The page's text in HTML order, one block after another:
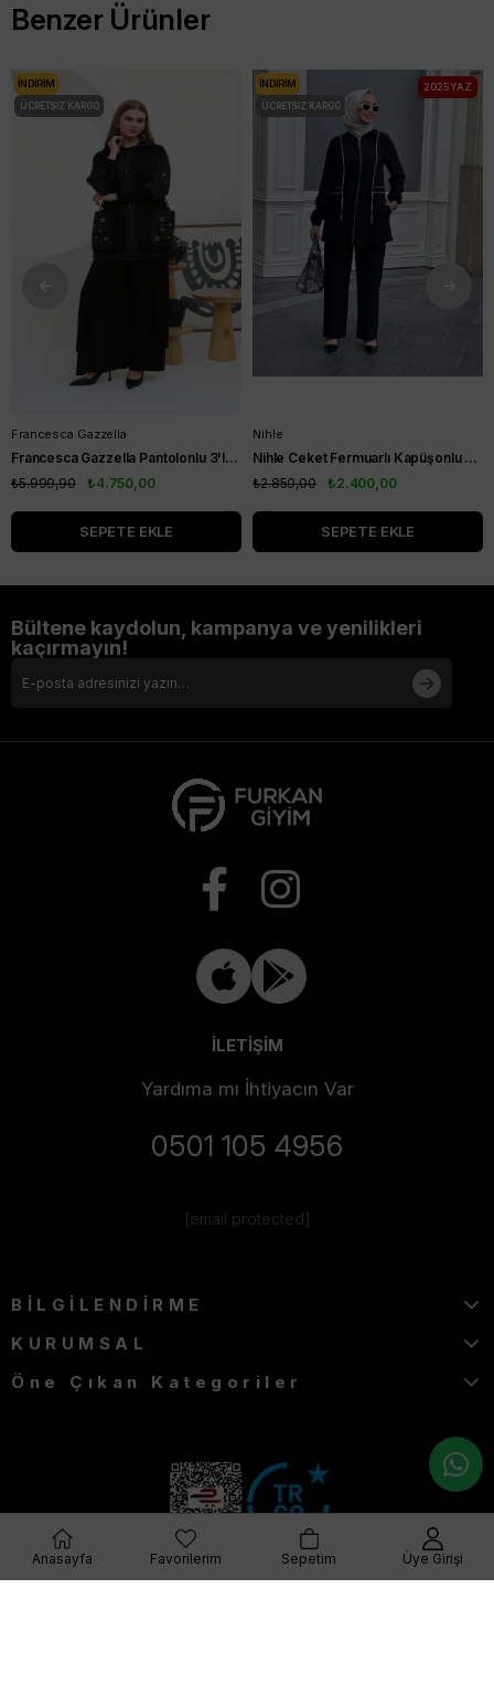
Benzer Ürünler
Francesca Gazzella
Francesca Gazzella Pantolonlu 3'lü Takım Siyah
₺4.750,00
₺5.999,90
SEPETE EKLE
İNDIRIM
ÜCRETSIZ KARGO
Nihle
Nihle Ceket Fermuarlı Kapüşonlu Pantolonlu Spor Bayan Takım Siyah
₺2.400,00
₺2.850,00
SEPETE EKLE
İNDIRIM
ÜCRETSIZ KARGO
2025 YAZ
Bültene kaydolun, kampanya ve yenilikleri
kaçırmayın!
İLETİŞİM
Yardıma mı İhtiyacın Var
0501 105 4956
[email protected]
BİLGİLENDİRME
KURUMSAL
Öne Çıkan Kategoriler
© 2023 furkangiyim.com Her Hakkı Saklıdır.
Anasayfa Favorilerim Sepetim Üye Girişi